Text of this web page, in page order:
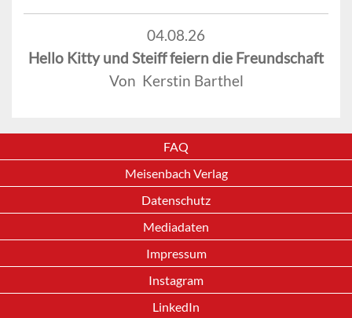
04.08.26
Hello Kitty und Steiff feiern die Freundschaft
Von Kerstin Barthel
FAQ
Meisenbach Verlag
Datenschutz
Mediadaten
Impressum
Instagram
LinkedIn